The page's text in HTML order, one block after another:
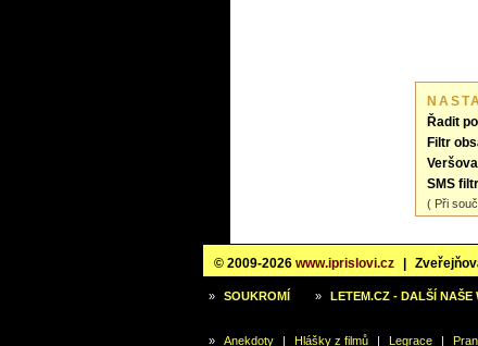
Řadit
Filtr
SMS
( Při
© 2009-2026 www.iprislovi.cz
» SOUKROMÍ » LETEM.CZ - DALŠÍ NAŠE
» Anekdoty | Hlášky z filmů | Legrace |